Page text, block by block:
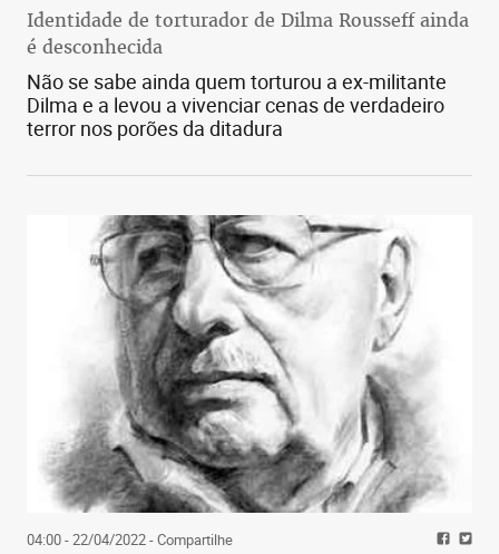
Identidade de torturador de Dilma Rousseff ainda
é desconhecida
Não se sabe ainda quem torturou a ex-militante
Dilma e a levou a vivenciar cenas de verdadeiro
terror nos porões da ditadura
04:00 - 22/04/2022- Compartilhe